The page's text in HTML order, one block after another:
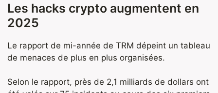
Les hacks crypto augmentent en
2025
Le rapport de mi-année de TRM dépeint un tableau
de menaces de plus en plus organisées.
Selon le rapport, près de 2,1 milliards de dollars ont